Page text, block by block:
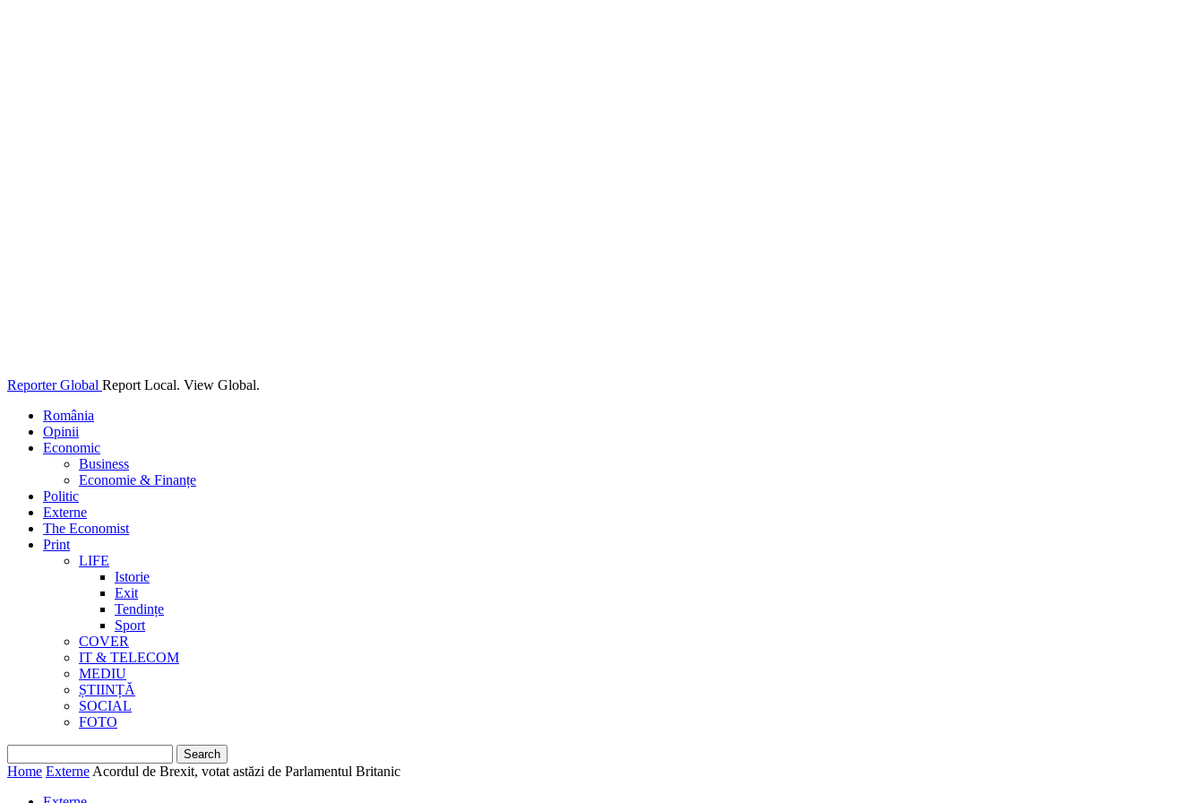
Reporter Global Report Local. View Global.
România
Opinii
Economic
Business
Economie & Finanțe
Politic
Externe
The Economist
Print
LIFE
Istorie
Exit
Tendințe
Sport
COVER
IT & TELECOM
MEDIU
ȘTIINȚĂ
SOCIAL
FOTO
Home Externe Acordul de Brexit, votat astăzi de Parlamentul Britanic